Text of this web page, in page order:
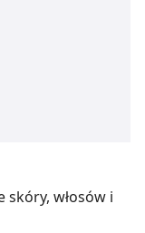
skóry, włosów i